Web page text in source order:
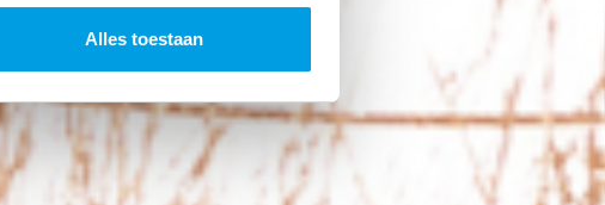
Alles toestaan